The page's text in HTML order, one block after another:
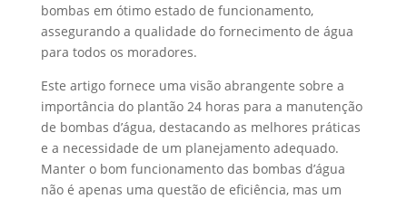
bombas em ótimo estado de funcionamento,
assegurando a qualidade do fornecimento de água
para todos os moradores.
Este artigo fornece uma visão abrangente sobre a
importância do plantão 24 horas para a manutenção
de bombas d’água, destacando as melhores práticas
e a necessidade de um planejamento adequado.
Manter o bom funcionamento das bombas d’água
não é apenas uma questão de eficiência, mas um